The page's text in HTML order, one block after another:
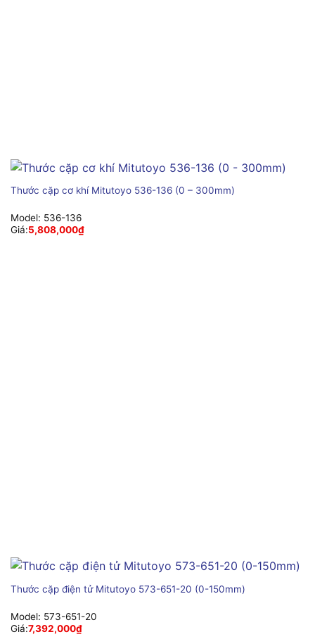
Thước cặp cơ khí Mitutoyo 536-136 (0 – 300mm)
Model: 536-136
Giá:5,808,000₫
Thước cặp điện tử Mitutoyo 573-651-20 (0-150mm)
Model: 573-651-20
Giá:7,392,000₫